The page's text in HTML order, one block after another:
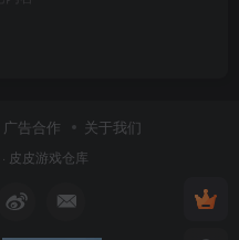
广告合作 关于我们
皮皮游戏仓库